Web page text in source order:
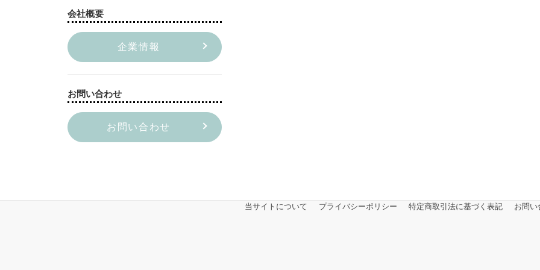
会社概要
企業情報
お問い合わせ
お問い合わせ
当サイトについて プライバシーポリシー 特定商取引法に基づく表記 お問い